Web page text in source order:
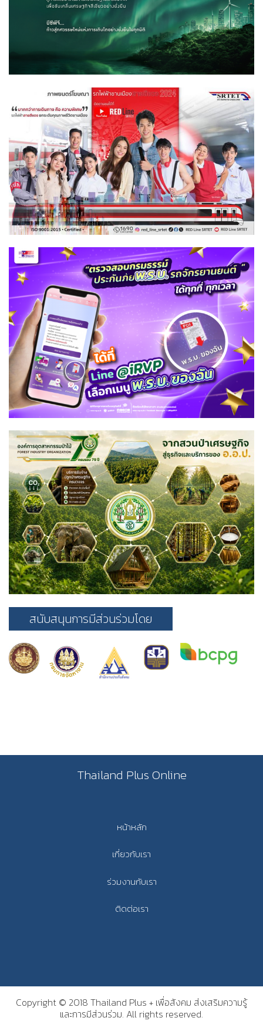
สนับสนุนการมีส่วนร่วมโดย
Thailand Plus Online
หน้าหลัก
เกี่ยวกับเรา
ร่วมงานกับเรา
ติดต่อเรา
Copyright © 2018 Thailand Plus + เพื่อสังคม ส่งเสริมความรู้
และการมีส่วนร่วม. All rights reserved.